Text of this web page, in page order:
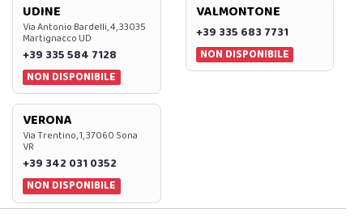
UDINE
Via Antonio Bardelli, 4, 33035
Martignacco UD
+39 335 584 7128
NON DISPONIBILE
VALMONTONE
+39 335 683 7731
NON DISPONIBILE
VERONA
Via Trentino, 1, 37060 Sona
VR
+39 342 031 0352
NON DISPONIBILE